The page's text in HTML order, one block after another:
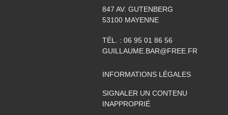
847 AV. GUTENBERG
53100 MAYENNE
TÉL. : 06 95 01 86 56
GUILLAUME.BAR@FREE.FR
INFORMATIONS LÉGALES
SIGNALER UN CONTENU
INAPPROPRIÉ